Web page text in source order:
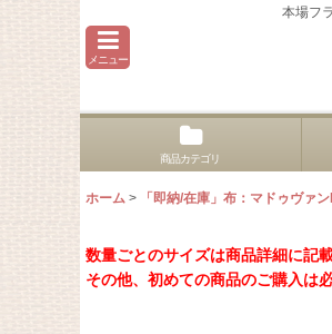
本場フ
メニュー
商品カテゴリ
ホーム > 「即納/在庫」布：マドゥヴァ
数量ごとのサイズは商品詳細に記
その他、初めての商品のご購入は